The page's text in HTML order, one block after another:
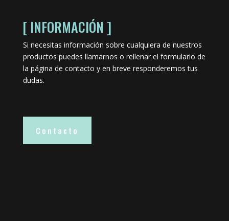
[ INFORMACIÓN ]
Si necesitas información sobre cualquiera de nuestros
productos puedes llamarnos o rellenar el formulario de
la página de contacto y en breve responderemos tus
dudas.
Contacto